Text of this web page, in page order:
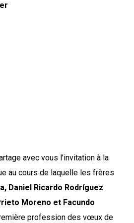
avec vous l’invitation à la
au cours de laquelle les frères
Daniel Ricardo Rodríguez
Moreno et Facundo
profession des vœux de